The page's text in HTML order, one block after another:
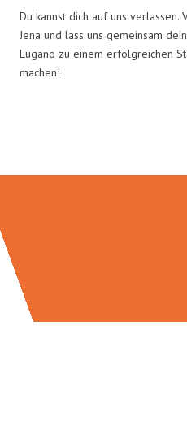
Du kannst dich auf uns verlassen.
Jena und lass uns gemeinsam
Lugano zu einem erfolgreichen
machen!